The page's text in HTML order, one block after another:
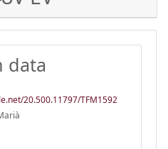
data
20.500.11797/TFM1592